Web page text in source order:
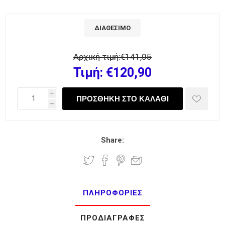
ΔΙΑΘΈΣΙΜΟ
Αρχική τιμή:€141,05
Τιμή: €120,90
i
h
Share:
ΠΛΗΡΟΦΟΡΊΕΣ
ΠΡΟΔΙΑΓΡΑΦΈΣ